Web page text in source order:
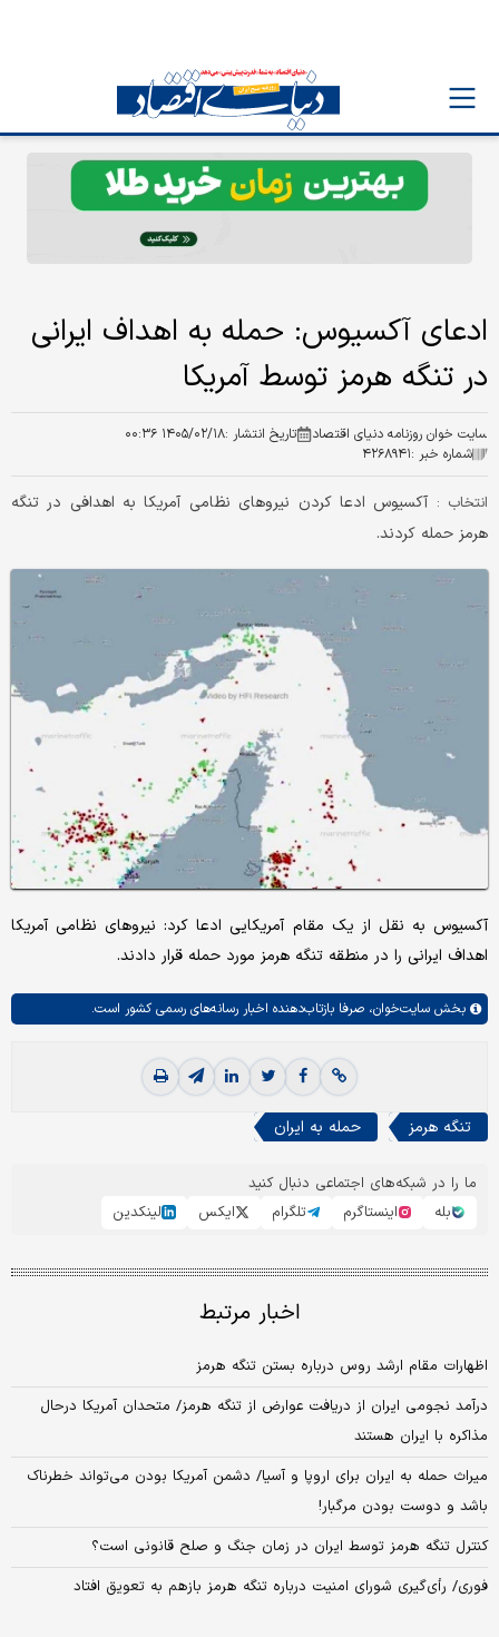
ادعای آکسیوس: حمله به اهداف ایرانی
در تنگه هرمز توسط آمریکا
سایت خوان روزنامه دنیای اقتصاد تاریخ انتشار :۱۴۰۵/۰۲/۱۸ ۰۰:۳۶
شماره خبر :۴۲۶۸۹۴۱
انتخاب : آکسیوس ادعا کردن نیروهای نظامی آمریکا به اهدافی در تنگه
هرمز حمله کردند.
آکسیوس به نقل از یک مقام آمریکایی ادعا کرد: نیروهای نظامی آمریکا
اهداف ایرانی را در منطقه تنگه هرمز مورد حمله قرار دادند.
بخش سایت‌خوان، صرفا بازتاب‌دهنده اخبار رسانه‌های رسمی کشور است.
تنگه هرمز حمله به ایران
ما را در شبکه‌های اجتماعی دنبال کنید
بله
اینستاگرم تلگرام ایکس لینکدین
اخبار مرتبط
اظهارات مقام ارشد روس درباره بستن تنگه هرمز
درآمد نجومی ایران از دریافت عوارض از تنگه هرمز/ متحدان آمریکا درحال
مذاکره با ایران هستند
میراث حمله به ایران برای اروپا و آسیا/ دشمن آمریکا بودن می‌تواند خطرناک‌
باشد و دوست بودن مرگبار!
کنترل تنگه هرمز توسط ایران در زمان جنگ و صلح قانونی است؟
فوری/ رأی‌گیری شورای امنیت درباره تنگه هرمز بازهم به تعویق افتاد